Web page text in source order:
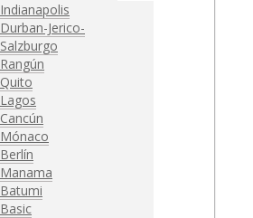
Indianapolis
Durban-Jerico-
Salzburgo
Rangún
Quito
Lagos
Cancún
Mónaco
Berlín
Manama
Batumi
Basic